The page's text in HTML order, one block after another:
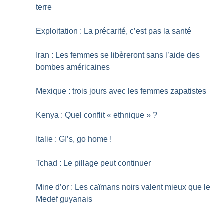
terre
Exploitation : La précarité, c’est pas la santé
Iran : Les femmes se libèreront sans l’aide des
bombes américaines
Mexique : trois jours avec les femmes zapatistes
Kenya : Quel conflit « ethnique » ?
Italie : GI’s, go home !
Tchad : Le pillage peut continuer
Mine d’or : Les caïmans noirs valent mieux que le
Medef guyanais